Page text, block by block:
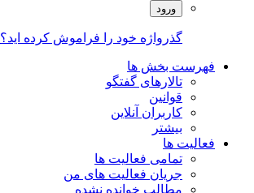
ورود
گذرواژه خود را فراموش کرده اید؟
فهرست بخش ها
تالارهای گفتگو
قوانین
کاربران آنلاین
بیشتر
فعالیت ها
تمامی فعالیت ها
جریان فعالیت های من
مطالب خوانده نشده